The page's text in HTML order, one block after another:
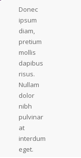
Donec
ipsum
diam,
pretium
mollis
dapibus
risus.
Nullam
dolor
nibh
pulvinar
at
interdum
eget.